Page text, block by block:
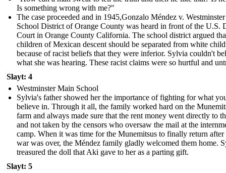
Is something wrong with me?"
The case proceeded and in 1945,Gonzalo Méndez v. Westminster
School District of Orange County was heard in front of the U.S.
Court in Orange County California. The school district argued
children of Mexican descent should be separated from white
because of racist beliefs that they were inferior. Sylvia couldn't
what she was hearing. These racist claims were so hurtful and
Slayt: 4
Westminster Main School
Sylvia's father showed her the importance of fighting for what
believe in. Through it all, the family worked hard on the
farm and always made sure that the rent money went directly to
and not taken by the censors who oversaw the mail at the
camp. When it was time for the Munemitsus to finally return after
war was over, the Méndez family gladly welcomed them home.
treasured the doll that Aki gave to her as a parting gift.
Slayt: 5